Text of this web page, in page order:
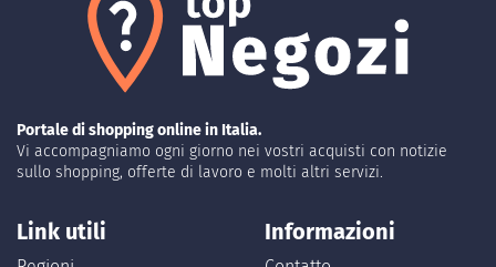
Portale di shopping online in Italia.
Vi accompagniamo ogni giorno nei vostri acquisti con notizie
sullo shopping, offerte di lavoro e molti altri servizi.
Link utili Informazioni